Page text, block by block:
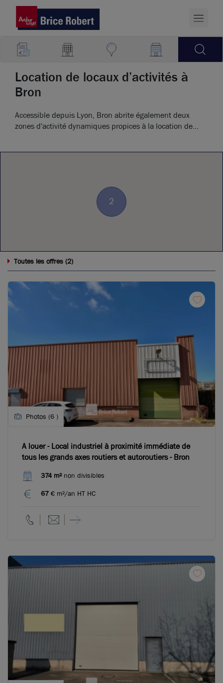
Location de locaux d’activités à
Bron
Accessible depuis Lyon, Bron abrite également deux
zones d'activité dynamiques propices à la location de
2
Toutes les offres (2)
Photos (6 )
A louer - Local industriel à proximité immédiate de
tous les grands axes routiers et autoroutiers - Bron
374 m²non divisibles
67 € m²/an HT HC